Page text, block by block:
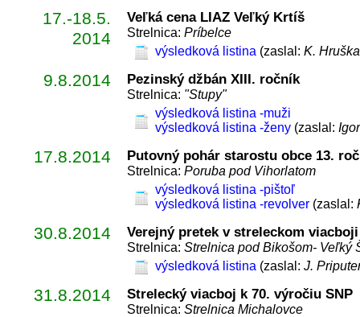
17.-18.5.
2014
Veľká cena LIAZ Veľký Krtíš
Strelnica: Príbelce
výsledková listina (zaslal: K. Hruška
9.8.2014 Pezinský džbán XIII. ročník
Strelnica: "Stupy"
výsledková listina -muži
výsledková listina -ženy (zaslal:
17.8.2014 Putovný pohár starostu obce 13.
Strelnica: Poruba pod Vihorlatom
výsledková listina -pištoľ
výsledková listina -revolver (zaslal:
30.8.2014 Verejný pretek v streleckom
Strelnica: Strelnica pod Bikošom- Veľký
výsledková listina (zaslal: J.
31.8.2014 Strelecký viacboj k 70. výročiu SNP
Strelnica: Strelnica Michalovce